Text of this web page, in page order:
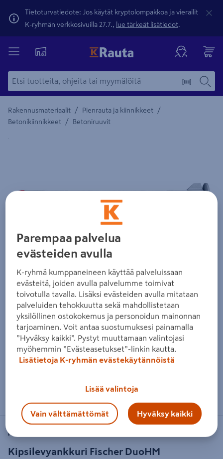
Tietoturvatiedote: Jos käytät kryptolompakkoa ja vierailit
K-ryhmän verkkosivuilla 27.7., lue tärkeät lisätiedot.
Rakennusmateriaalit / Pienrauta ja kiinnikkeet /
Betonikiinnikkeet / Betoniruuvit
Yksityiskohtainen kuvaus löytyy Tuotteen kuvaus -
Zoomaa kuvaa sormilla kosketusnäytöllä
Kipsilevyankkuri Fischer DuoHM
FISCHER
Parempaa palvelua
evästeiden avulla
K-ryhmä kumppaneineen käyttää palveluissaan
evästeitä, joiden avulla palvelumme toimivat
toivotulla tavalla. Lisäksi evästeiden avulla mitataan
palveluiden tehokkuutta sekä mahdollistetaan
yksilöllinen ostokokemus ja personoidun mainonnan
tarjoaminen. Voit antaa suostumuksesi painamalla
”Hyväksy kaikki”. Pystyt muuttamaan valintojasi
myöhemmin ”Evästeasetukset”-linkin kautta.
Lisätietoja K-ryhmän evästekäytännöistä
Lisää valintoja
Vain välttämättömät Hyväksy kaikki